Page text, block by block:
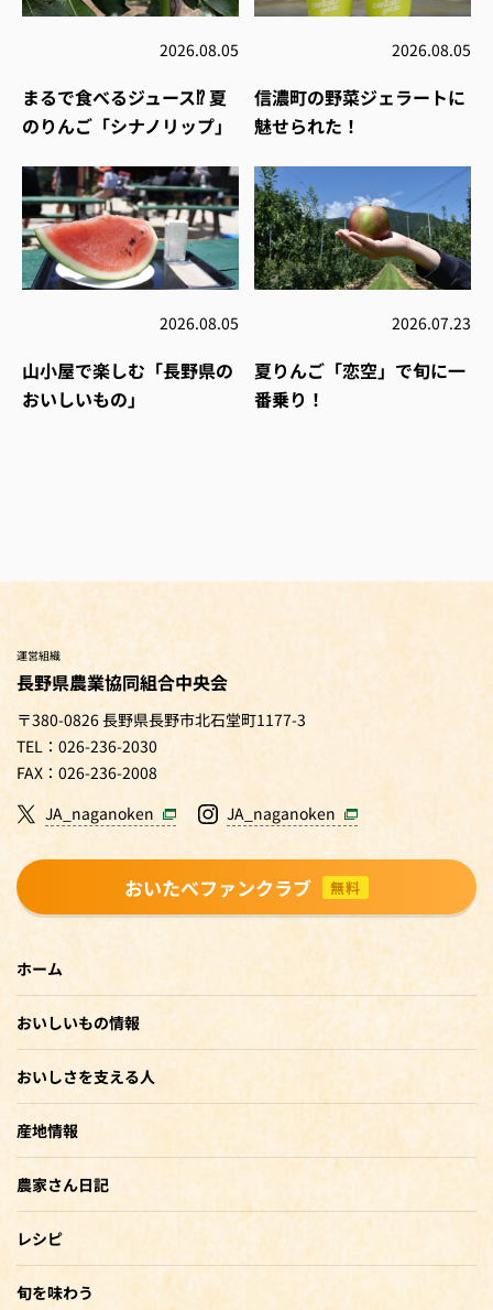
2026.08.05
まるで食べるジュース⁉︎ 夏
のりんご「シナノリップ」
2026.08.05
信濃町の野菜ジェラートに
魅せられた！
2026.08.05
山小屋で楽しむ「長野県の
おいしいもの」
2026.07.23
夏りんご「恋空」で旬に一
番乗り！
運営組織
長野県農業協同組合中央会
〒380-0826 長野県長野市北石堂町1177-3
TEL：026-236-2030
FAX：026-236-2008
JA_naganoken
JA_naganoken
おいたべファンクラブ 無料
ホーム
おいしいもの情報
おいしさを支える人
産地情報
農家さん日記
レシピ
旬を味わう